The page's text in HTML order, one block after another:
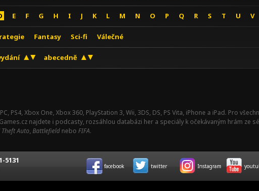
E F G H I J K L M N O P Q R S T U V
Fantasy Sci-fi Válečné
abecedně
PS4, Xbox One, Xbox 360, PlayStation 3, Wii, 3DS, DS, PS Vita, iPhone a iPad. Pro
najdete i podcasty, rozsáhlou databázi her a speciály k očekávaným hrám ze
Auto, Battlefield nebo FIFA.
5131
facebook twitter Instagram